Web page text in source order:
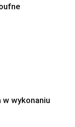
wykonaniu